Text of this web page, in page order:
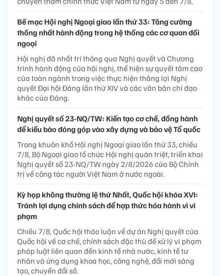
Bế mạc Hội nghị Ngoại giao lần thứ 33: Tăng cường
thống nhất hành động trong hệ thống các cơ quan đối
ngoại
Hội nghị đã nhất trí thông qua Nghị quyết và Chương
trình hành động của hội nghị, thể hiện sự quyết tâm cao
của toàn ngành trong việc thực hiện thắng lợi Nghị
quyết Đại hội Đảng lần thứ XIV và các văn bản chỉ đạo
khác của Đảng.
Nghị quyết số 23-NQ/TW: Kiến tạo cơ chế, đồng hành
để kiều bào đóng góp vào xây dựng và bảo vệ Tổ quốc
Trong khuôn khổ Hội nghị Ngoại giao lần thứ 33, chiều
7/8, Bộ Ngoại giao tổ chức Hội nghị quán triệt, triển khai
Nghị quyết số 23-NQ/TW ngày 2/8/2026 của Bộ Chính
trị về công tác người Việt Nam ở nước ngoài.
Kỳ họp không thường lệ thứ Nhất, Quốc hội khóa XVI:
Tránh lợi dụng chính sách để hợp thức hóa hành vi vi
phạm
Chiều 7/8, Quốc hội thảo luận về dự án Nghị quyết của
Quốc hội về cơ chế, chính sách đặc thù để xử lý vi phạm
pháp luật liên quan đến kinh tế nhà nước, kinh tế tư
nhân và ứng dụng khoa học, công nghệ, đổi mới sáng
tạo, chuyển đổi số.